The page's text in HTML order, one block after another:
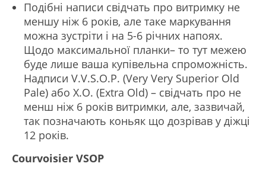
Подібні написи свідчать про витримку не
меншу ніж 6 років, але таке маркування
можна зустріти і на 5-6 річних напоях.
Щодо максимальної планки– то тут межею
буде лише ваша купівельна спроможність.
Надписи V.V.S.O.P. (Very Very Superior Old
Pale) або X.O. (Extra Old) – свідчать про не
менш ніж 6 років витримки, але, зазвичай,
так позначають коньяк що дозрівав у діжці
12 років.
Courvoisier VSOP